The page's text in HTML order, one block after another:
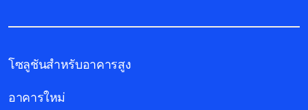
โซลูชันสำหรับอาคารสูง
อาคารใหม่